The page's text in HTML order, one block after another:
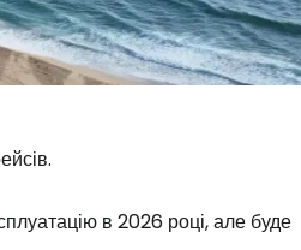
в 2026 році, але буде